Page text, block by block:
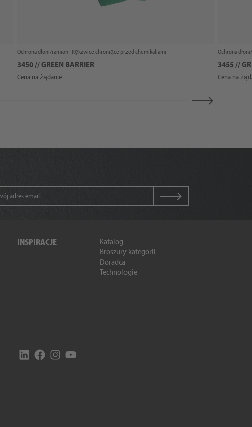
Ochrona dłoni/ramion | Rękawice chroniące przed chemikaliami
3450 // GREEN BARRIER
Cena na żądanie
Ochrona
3455 //
Cena na
INSPIRACJE
Katalog
Broszury kategorii
Doradca
Technologie